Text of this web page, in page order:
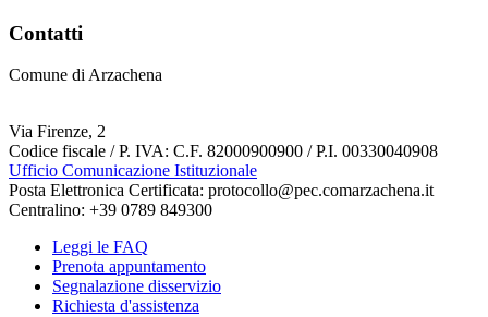
Contatti
Comune di Arzachena
Via Firenze, 2
Codice fiscale / P. IVA: C.F. 82000900900 / P.I. 00330040908
Ufficio Comunicazione Istituzionale
Posta Elettronica Certificata: protocollo@pec.comarzachena.it
Centralino: +39 0789 849300
Leggi le FAQ
Prenota appuntamento
Segnalazione disservizio
Richiesta d'assistenza